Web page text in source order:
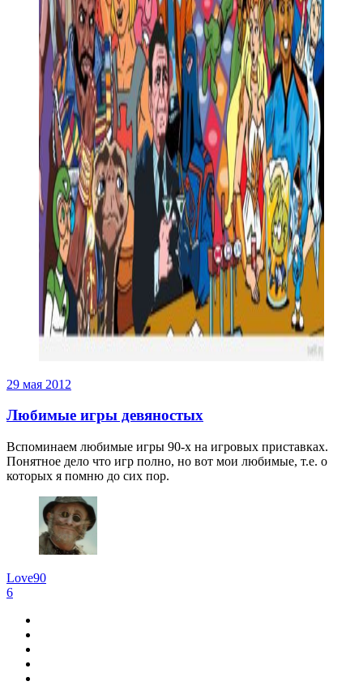
29 мая 2012
Любимые игры девяностых
Вспоминаем любимые игры 90-х на игровых приставках.
Понятное дело что игр полно, но вот мои любимые, т.е. о
которых я помню до сих пор.
Love90
6